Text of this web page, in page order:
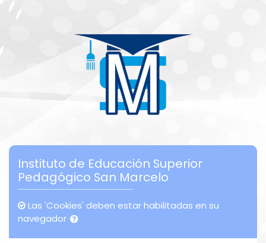
Instituto de Educación Superior
Pedagógico San Marcelo
Las 'Cookies' deben estar habilitadas en su
navegador